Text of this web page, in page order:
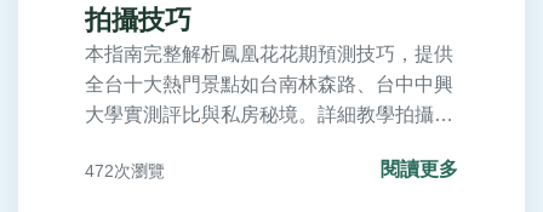
拍攝技巧
本指南完整解析鳳凰花花期預測技巧，提供
全台十大熱門景點如台南林森路、台中中興
大學實測評比與私房秘境。詳細教學拍攝參
附賞花安全注意事項與行前準備清單。避開
472次瀏覽 閱讀更多